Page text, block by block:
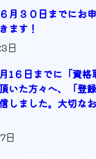
月３０日までにお
ます！
日
1６日までに「資格
いた方々へ、「登
しました。大切な
日